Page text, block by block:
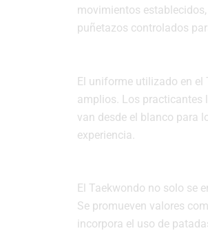
movimientos
puñetazos controlados
El uniforme utilizado en
amplios. Los practicantes
van desde el blanco para
experiencia.
El Taekwondo no solo se
Se promueven valores
incorpora el uso de